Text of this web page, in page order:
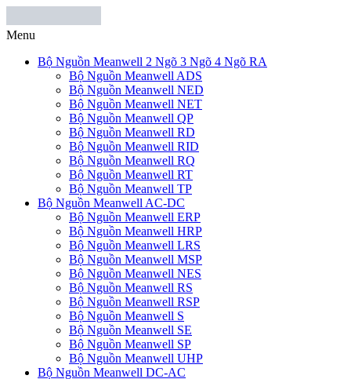
Menu
Bộ Nguồn Meanwell 2 Ngõ 3 Ngõ 4 Ngõ RA
Bộ Nguồn Meanwell ADS
Bộ Nguồn Meanwell NED
Bộ Nguồn Meanwell NET
Bộ Nguồn Meanwell QP
Bộ Nguồn Meanwell RD
Bộ Nguồn Meanwell RID
Bộ Nguồn Meanwell RQ
Bộ Nguồn Meanwell RT
Bộ Nguồn Meanwell TP
Bộ Nguồn Meanwell AC-DC
Bộ Nguồn Meanwell ERP
Bộ Nguồn Meanwell HRP
Bộ Nguồn Meanwell LRS
Bộ Nguồn Meanwell MSP
Bộ Nguồn Meanwell NES
Bộ Nguồn Meanwell RS
Bộ Nguồn Meanwell RSP
Bộ Nguồn Meanwell S
Bộ Nguồn Meanwell SE
Bộ Nguồn Meanwell SP
Bộ Nguồn Meanwell UHP
Bộ Nguồn Meanwell DC-AC